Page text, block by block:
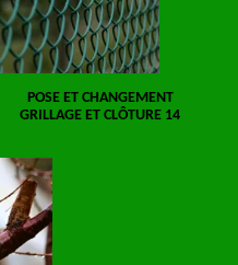
POSE ET CHANGEMENT
GRILLAGE ET CLÔTURE 14